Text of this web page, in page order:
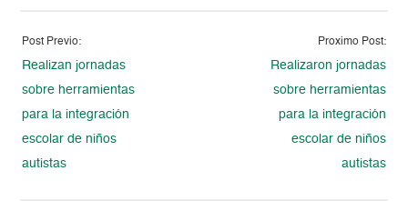
Post Previo:
Realizan jornadas
sobre herramientas
para la integración
escolar de niños
autistas
Proximo Post:
Realizaron jornadas
sobre herramientas
para la integración
escolar de niños
autistas